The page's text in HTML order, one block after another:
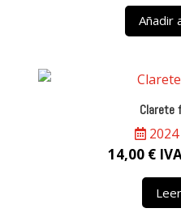
Añadir
Clarete
14,00 €